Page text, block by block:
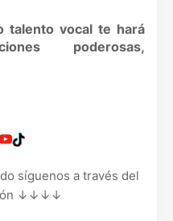
talento vocal te hará
poderosas,
síguenos a través del
↓↓↓↓